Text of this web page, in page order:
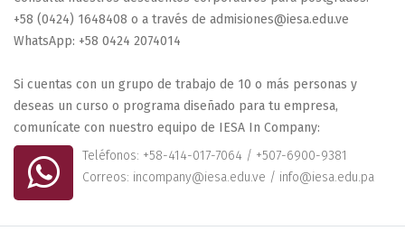
+58 (0424) 1648408 o a través de admisiones@iesa.edu.ve
WhatsApp: +58 0424 2074014
Si cuentas con un grupo de trabajo de 10 o más personas y
deseas un curso o programa diseñado para tu empresa,
comunícate con nuestro equipo de IESA In Company:
Teléfonos: +58-414-017-7064 / +507-6900-9381
Correos: incompany@iesa.edu.ve / info@iesa.edu.pa